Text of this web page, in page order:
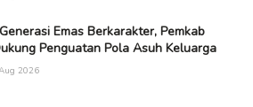
Emas Berkarakter, Pemkab
Penguatan Pola Asuh Keluarga
2026